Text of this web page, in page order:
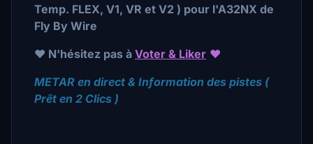
Temp. FLEX, V1, VR et V2 ) pour l'A32NX de
Fly By Wire
❤️ N'hésitez pas à Voter & Liker ❤️
METAR en direct & Information des pistes (
Prêt en 2 Clics )